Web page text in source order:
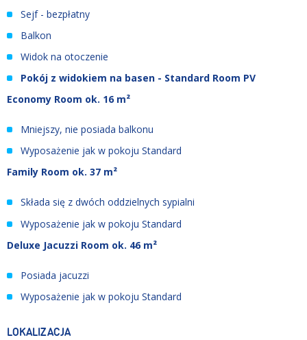
Sejf - bezpłatny
Balkon
Widok na otoczenie
Pokój z widokiem na basen - Standard Room PV
Economy Room ok. 16 m²
Mniejszy, nie posiada balkonu
Wyposażenie jak w pokoju Standard
Family Room ok. 37 m²
Składa się z dwóch oddzielnych sypialni
Wyposażenie jak w pokoju Standard
Deluxe Jacuzzi Room ok. 46 m²
Posiada jacuzzi
Wyposażenie jak w pokoju Standard
LOKALIZACJA